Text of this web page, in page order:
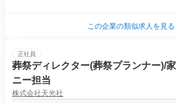
この企業の類似求人を見る
正社員
葬祭ディレクター(葬祭プランナー)/
ニー担当
株式会社天光社